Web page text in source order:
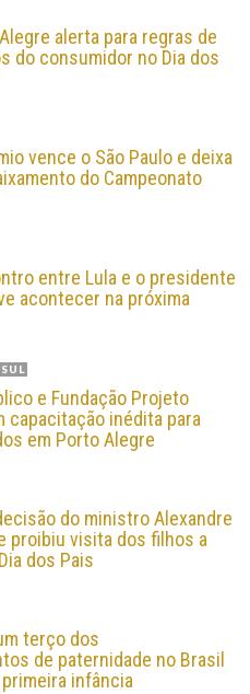
alerta para regras de
do consumidor no Dia dos
vence o São Paulo e deixa
do Campeonato
entre Lula e o presidente
acontecer na próxima
e Fundação Projeto
capacitação inédita para
em Porto Alegre
do ministro Alexandre
proibiu visita dos filhos a
dos Pais
terço dos
de paternidade no Brasil
infância